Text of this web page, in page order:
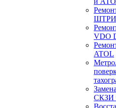
VDO
ATOL
СКЗИ